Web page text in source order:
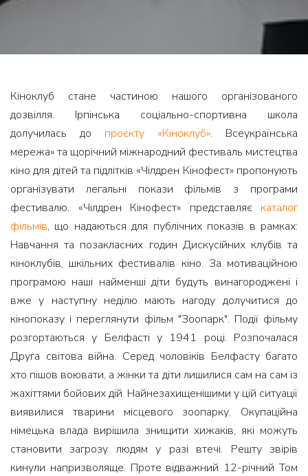
Кіноклуб стане частиною нашого організованого
дозвілля. Ірпінська соціально-спортивна школа
долучилась до проєкту «Кіноклуб». Всеукраїнська
мережа» та щорічний міжнародний фестиваль мистецтва
кіно для дітей та підлітків «Чілдрен Кінофест» пропонують
організувати легальні покази фільмів з програми
фестивалю. «Чілдрен Кінофест» представляєкаталог
фільмів, що надаються для публічних показів в рамках:
Навчання та позакласних годин Дискусійних клубів та
кіноклубів, шкільних фестивалів кіно. За мотиваційною
програмою наші найменші діти будуть винагороджені і
вже у наступну неділю мають нагоду долучитися до
кінопоказу і переглянути фільм "Зоопарк". Події фільму
розгортаються у Белфасті у 1941 році. Розпочалася
Друга світова війна. Серед чоловіків Белфасту багато
хто пішов воювати, а жінки та діти лишилися сам на сам із
жахіттями бойових дій. Найнезахищенішими у цій ситуації
виявилися тварини місцевого зоопарку. Окупаційна
німецька влада вирішила знищити хижаків, які можуть
становити загрозу людям у разі втечі. Решту звірів
кинули напризволяще. Проте відважний 12-річний Том